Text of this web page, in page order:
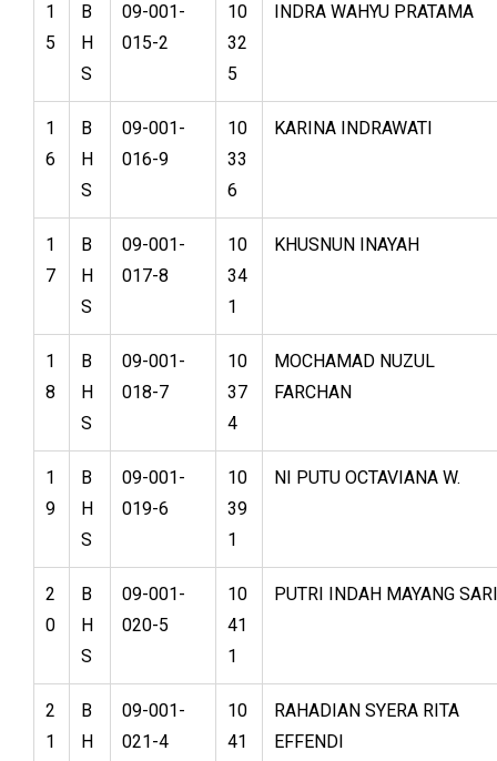
1
5
B
H
S
09-001-
015-2
10
32
5
INDRA WAHYU PRATAMA
1
6
B
H
S
09-001-
016-9
10
33
6
KARINA INDRAWATI
1
7
B
H
S
09-001-
017-8
10
34
1
KHUSNUN INAYAH
1
8
B
H
S
09-001-
018-7
10
37
4
MOCHAMAD NUZUL
FARCHAN
1
9
B
H
S
09-001-
019-6
10
39
1
NI PUTU OCTAVIANA W.
2
0
B
H
S
09-001-
020-5
10
41
1
PUTRI INDAH MAYANG SARI
2
1
B
H
09-001-
021-4
10
41
RAHADIAN SYERA RITA
EFFENDI